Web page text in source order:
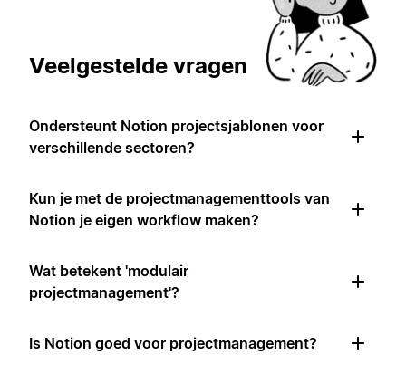
Veelgestelde vragen
Ondersteunt Notion projectsjablonen voor
verschillende sectoren?
Kun je met de projectmanagementtools van
Notion je eigen workflow maken?
Wat betekent 'modulair
projectmanagement'?
Is Notion goed voor projectmanagement?